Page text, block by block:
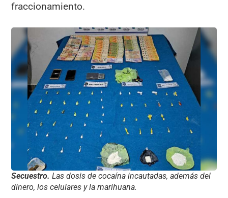
fraccionamiento.
Secuestro. Las dosis de cocaína incautadas, además del
dinero, los celulares y la marihuana.